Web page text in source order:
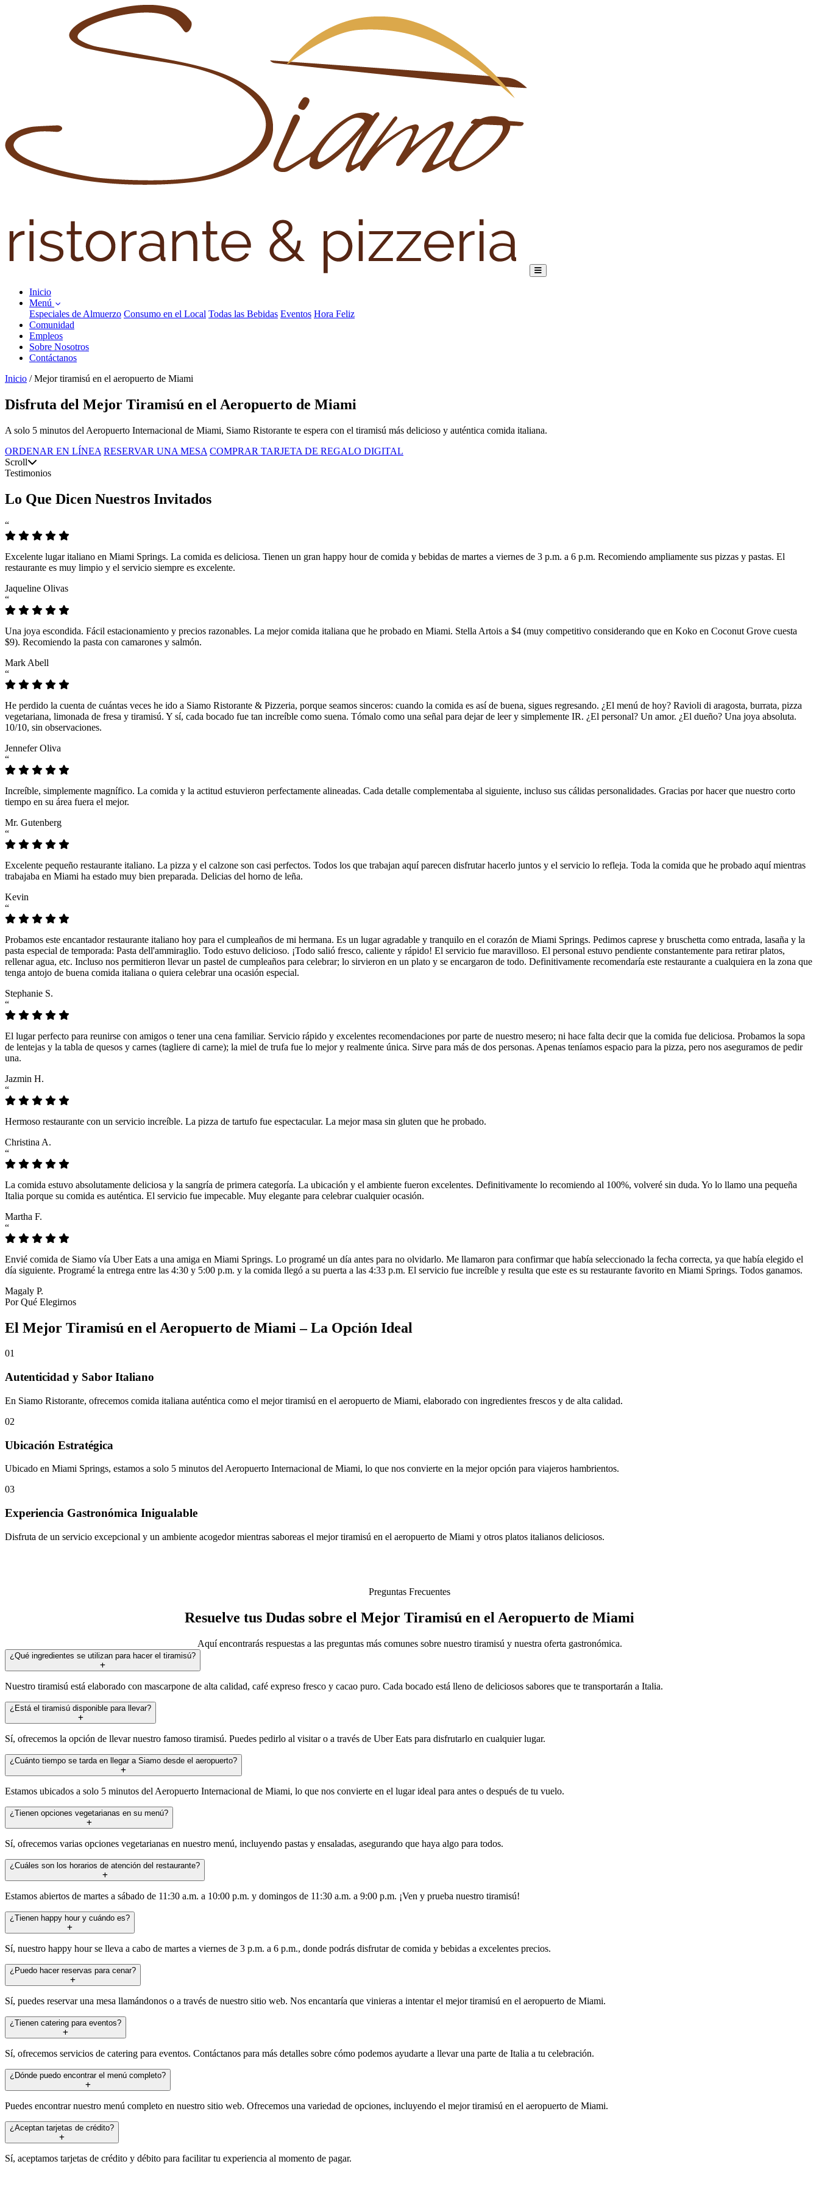
Inicio
Menú
Especiales de Almuerzo Consumo en el Local Todas las Bebidas Eventos Hora Feliz
Comunidad
Empleos
Sobre Nosotros
Contáctanos
Inicio / Mejor tiramisú en el aeropuerto de Miami
Disfruta del Mejor Tiramisú en el Aeropuerto de Miami
A solo 5 minutos del Aeropuerto Internacional de Miami, Siamo Ristorante te espera con el tiramisú más delicioso y auténtica comida italiana.
ORDENAR EN LÍNEA RESERVAR UNA MESA COMPRAR TARJETA DE REGALO DIGITAL
Scroll
Testimonios
Lo Que Dicen Nuestros Invitados
“
Excelente lugar italiano en Miami Springs. La comida es deliciosa. Tienen un gran happy hour de comida y bebidas de martes a viernes de 3 p.m. a 6 p.m. Recomiendo ampliamente sus pizzas y pastas. El
restaurante es muy limpio y el servicio siempre es excelente.
Jaqueline Olivas
“
Una joya escondida. Fácil estacionamiento y precios razonables. La mejor comida italiana que he probado en Miami. Stella Artois a $4 (muy competitivo considerando que en Koko en Coconut Grove cuesta
$9). Recomiendo la pasta con camarones y salmón.
Mark Abell
“
He perdido la cuenta de cuántas veces he ido a Siamo Ristorante & Pizzeria, porque seamos sinceros: cuando la comida es así de buena, sigues regresando. ¿El menú de hoy? Ravioli di aragosta, burrata, pizza
vegetariana, limonada de fresa y tiramisú. Y sí, cada bocado fue tan increíble como suena. Tómalo como una señal para dejar de leer y simplemente IR. ¿El personal? Un amor. ¿El dueño? Una joya absoluta.
10/10, sin observaciones.
Jennefer Oliva
“
Increíble, simplemente magnífico. La comida y la actitud estuvieron perfectamente alineadas. Cada detalle complementaba al siguiente, incluso sus cálidas personalidades. Gracias por hacer que nuestro corto
tiempo en su área fuera el mejor.
Mr. Gutenberg
“
Excelente pequeño restaurante italiano. La pizza y el calzone son casi perfectos. Todos los que trabajan aquí parecen disfrutar hacerlo juntos y el servicio lo refleja. Toda la comida que he probado aquí mientras
trabajaba en Miami ha estado muy bien preparada. Delicias del horno de leña.
Kevin
“
Probamos este encantador restaurante italiano hoy para el cumpleaños de mi hermana. Es un lugar agradable y tranquilo en el corazón de Miami Springs. Pedimos caprese y bruschetta como entrada, lasaña y la
pasta especial de temporada: Pasta dell'ammiraglio. Todo estuvo delicioso. ¡Todo salió fresco, caliente y rápido! El servicio fue maravilloso. El personal estuvo pendiente constantemente para retirar platos,
rellenar agua, etc. Incluso nos permitieron llevar un pastel de cumpleaños para celebrar; lo sirvieron en un plato y se encargaron de todo. Definitivamente recomendaría este restaurante a cualquiera en la zona que
tenga antojo de buena comida italiana o quiera celebrar una ocasión especial.
Stephanie S.
“
El lugar perfecto para reunirse con amigos o tener una cena familiar. Servicio rápido y excelentes recomendaciones por parte de nuestro mesero; ni hace falta decir que la comida fue deliciosa. Probamos la sopa
de lentejas y la tabla de quesos y carnes (tagliere di carne); la miel de trufa fue lo mejor y realmente única. Sirve para más de dos personas. Apenas teníamos espacio para la pizza, pero nos aseguramos de pedir
una.
Jazmin H.
“
Hermoso restaurante con un servicio increíble. La pizza de tartufo fue espectacular. La mejor masa sin gluten que he probado.
Christina A.
“
La comida estuvo absolutamente deliciosa y la sangría de primera categoría. La ubicación y el ambiente fueron excelentes. Definitivamente lo recomiendo al 100%, volveré sin duda. Yo lo llamo una pequeña
Italia porque su comida es auténtica. El servicio fue impecable. Muy elegante para celebrar cualquier ocasión.
Martha F.
“
Envié comida de Siamo vía Uber Eats a una amiga en Miami Springs. Lo programé un día antes para no olvidarlo. Me llamaron para confirmar que había seleccionado la fecha correcta, ya que había elegido el
día siguiente. Programé la entrega entre las 4:30 y 5:00 p.m. y la comida llegó a su puerta a las 4:33 p.m. El servicio fue increíble y resulta que este es su restaurante favorito en Miami Springs. Todos ganamos.
Magaly P.
Por Qué Elegirnos
El Mejor Tiramisú en el Aeropuerto de Miami – La Opción Ideal
01
Autenticidad y Sabor Italiano
En Siamo Ristorante, ofrecemos comida italiana auténtica como el mejor tiramisú en el aeropuerto de Miami, elaborado con ingredientes frescos y de alta calidad.
02
Ubicación Estratégica
Ubicado en Miami Springs, estamos a solo 5 minutos del Aeropuerto Internacional de Miami, lo que nos convierte en la mejor opción para viajeros hambrientos.
03
Experiencia Gastronómica Inigualable
Disfruta de un servicio excepcional y un ambiente acogedor mientras saboreas el mejor tiramisú en el aeropuerto de Miami y otros platos italianos deliciosos.
Preguntas Frecuentes
Resuelve tus Dudas sobre el Mejor Tiramisú en el Aeropuerto de Miami
Aquí encontrarás respuestas a las preguntas más comunes sobre nuestro tiramisú y nuestra oferta gastronómica.
¿Qué ingredientes se utilizan para hacer el tiramisú?
Nuestro tiramisú está elaborado con mascarpone de alta calidad, café expreso fresco y cacao puro. Cada bocado está lleno de deliciosos sabores que te transportarán a Italia.
¿Está el tiramisú disponible para llevar?
Sí, ofrecemos la opción de llevar nuestro famoso tiramisú. Puedes pedirlo al visitar o a través de Uber Eats para disfrutarlo en cualquier lugar.
¿Cuánto tiempo se tarda en llegar a Siamo desde el aeropuerto?
Estamos ubicados a solo 5 minutos del Aeropuerto Internacional de Miami, lo que nos convierte en el lugar ideal para antes o después de tu vuelo.
¿Tienen opciones vegetarianas en su menú?
Sí, ofrecemos varias opciones vegetarianas en nuestro menú, incluyendo pastas y ensaladas, asegurando que haya algo para todos.
¿Cuáles son los horarios de atención del restaurante?
Estamos abiertos de martes a sábado de 11:30 a.m. a 10:00 p.m. y domingos de 11:30 a.m. a 9:00 p.m. ¡Ven y prueba nuestro tiramisú!
¿Tienen happy hour y cuándo es?
Sí, nuestro happy hour se lleva a cabo de martes a viernes de 3 p.m. a 6 p.m., donde podrás disfrutar de comida y bebidas a excelentes precios.
¿Puedo hacer reservas para cenar?
Sí, puedes reservar una mesa llamándonos o a través de nuestro sitio web. Nos encantaría que vinieras a intentar el mejor tiramisú en el aeropuerto de Miami.
¿Tienen catering para eventos?
Sí, ofrecemos servicios de catering para eventos. Contáctanos para más detalles sobre cómo podemos ayudarte a llevar una parte de Italia a tu celebración.
¿Dónde puedo encontrar el menú completo?
Puedes encontrar nuestro menú completo en nuestro sitio web. Ofrecemos una variedad de opciones, incluyendo el mejor tiramisú en el aeropuerto de Miami.
¿Aceptan tarjetas de crédito?
Sí, aceptamos tarjetas de crédito y débito para facilitar tu experiencia al momento de pagar.